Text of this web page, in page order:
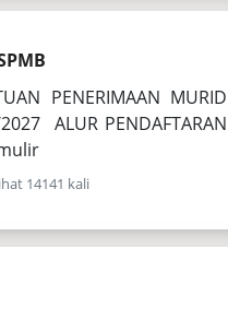
PENERIMAAN
2027 ALUR
14141 kali